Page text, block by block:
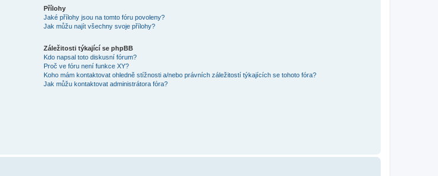
Přílohy
Jaké přílohy jsou na tomto fóru povoleny?
Jak můžu najít všechny svoje přílohy?
Záležitosti týkající se phpBB
Kdo napsal toto diskusní fórum?
Proč ve fóru není funkce XY?
Koho mám kontaktovat ohledně stížnosti a/nebo právních záležitostí týkajících se tohoto fóra?
Jak můžu kontaktovat administrátora fóra?